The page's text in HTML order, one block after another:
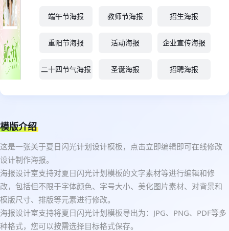
端午节海报 教师节海报 招生海报
重阳节海报 活动海报 企业宣传海报
二十四节气海报 圣诞海报 招聘海报
模版介绍
这是一张关于夏日闪光计划设计模板，点击立即编辑即可在线修改
设计制作海报。
海报设计室支持对夏日闪光计划模板的文字素材等进行编辑和修
改，包括但不限于字体颜色、字号大小、美化图片素材、对背景和
模版尺寸、排版等元素进行修改。
海报设计室支持将夏日闪光计划模板导出为：JPG、PNG、PDF等多
种格式，您可以按需选择目标格式保存。